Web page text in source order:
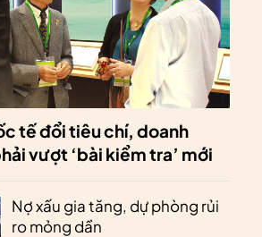
tế đổi tiêu chí, doanh
vượt ‘bài kiểm tra’ mới
Nợ xấu gia tăng, dự phòng rủi
ro mỏng dần